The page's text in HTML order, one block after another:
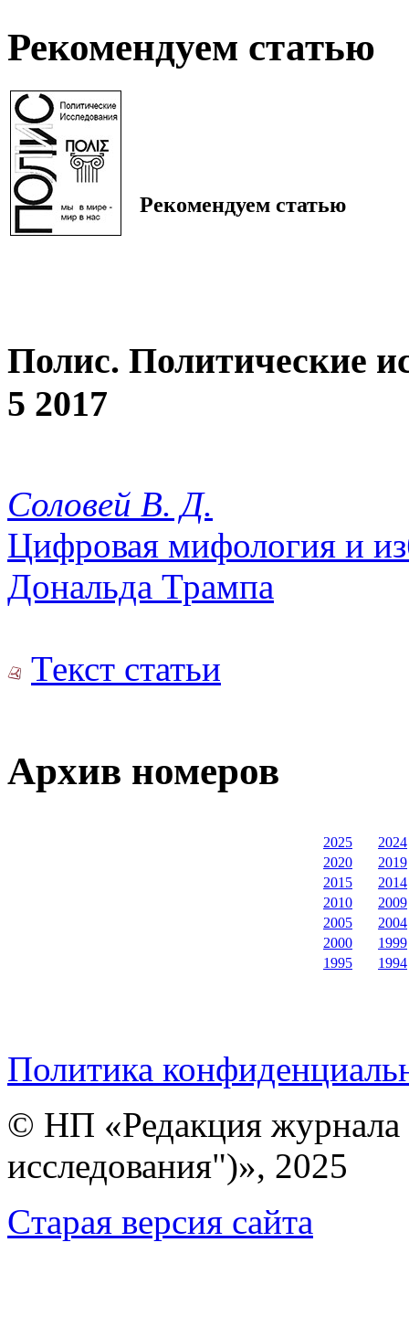
Рекомендуем статью
Рекомендуем статью
Полис. Политические
5 2017
Соловей В. Д.
Цифровая мифология и
Дональда Трампа
Текст статьи
Архив номеров
2025
2024
2020
2019
2015
2014
2010
2009
2005
2004
2000
1999
1995
1994
Политика
© НП «Редакция
исследования")», 2025
Cтарая версия сайта